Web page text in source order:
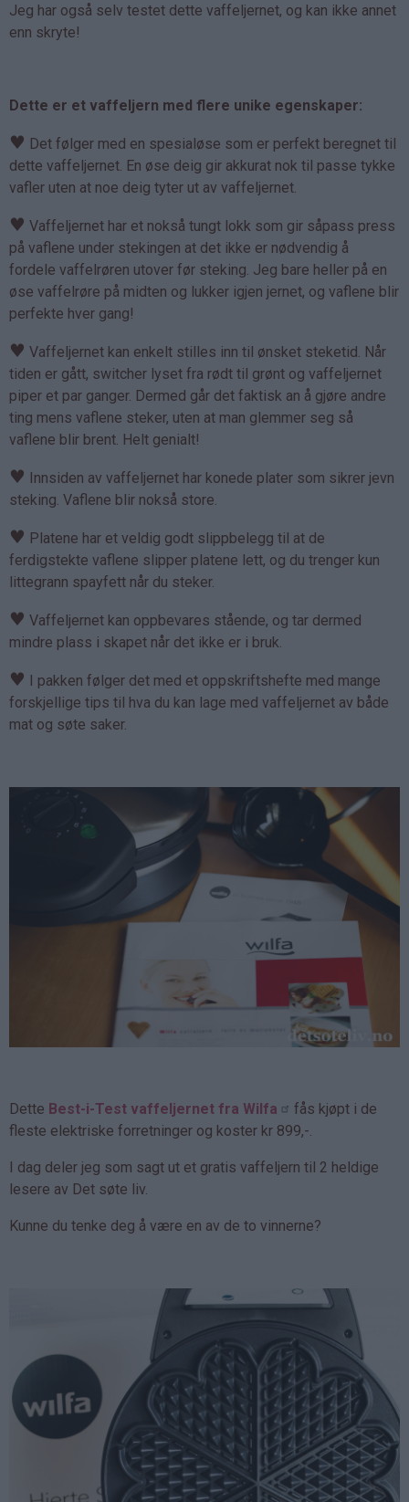
Jeg har også selv testet dette vaffeljernet, og kan ikke annet
enn skryte!
Dette er et vaffeljern med flere unike egenskaper:
♥ Det følger med en spesialøse som er perfekt beregnet til
dette vaffeljernet. En øse deig gir akkurat nok til passe tykke
vafler uten at noe deig tyter ut av vaffeljernet.
♥ Vaffeljernet har et nokså tungt lokk som gir såpass press
på vaflene under stekingen at det ikke er nødvendig å
fordele vaffelrøren utover før steking. Jeg bare heller på en
øse vaffelrøre på midten og lukker igjen jernet, og vaflene blir
perfekte hver gang!
♥ Vaffeljernet kan enkelt stilles inn til ønsket steketid. Når
tiden er gått, switcher lyset fra rødt til grønt og vaffeljernet
piper et par ganger. Dermed går det faktisk an å gjøre andre
ting mens vaflene steker, uten at man glemmer seg så
vaflene blir brent. Helt genialt!
♥ Innsiden av vaffeljernet har konede plater som sikrer jevn
steking. Vaflene blir nokså store.
♥ Platene har et veldig godt slippbelegg til at de
ferdigstekte vaflene slipper platene lett, og du trenger kun
littegrann spayfett når du steker.
♥ Vaffeljernet kan oppbevares stående, og tar dermed
mindre plass i skapet når det ikke er i bruk.
♥ I pakken følger det med et oppskriftshefte med mange
forskjellige tips til hva du kan lage med vaffeljernet av både
mat og søte saker.
Dette Best-i-Test vaffeljernet fra Wilfa
fås kjøpt i de
fleste elektriske forretninger og koster kr 899,-.
I dag deler jeg som sagt ut et gratis vaffeljern til 2 heldige
lesere av Det søte liv.
Kunne du tenke deg å være en av de to vinnerne?